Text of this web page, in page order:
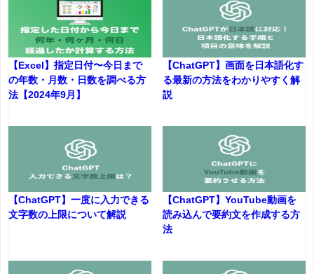
【Excel】指定日付〜今日まで
の年数・月数・日数を調べる方
法【2024年9月】
【ChatGPT】画面を日本語化す
る最新の方法をわかりやすく解
説
【ChatGPT】一度に入力できる
文字数の上限について解説
【ChatGPT】YouTube動画を
読み込んで要約文を作成する方
法